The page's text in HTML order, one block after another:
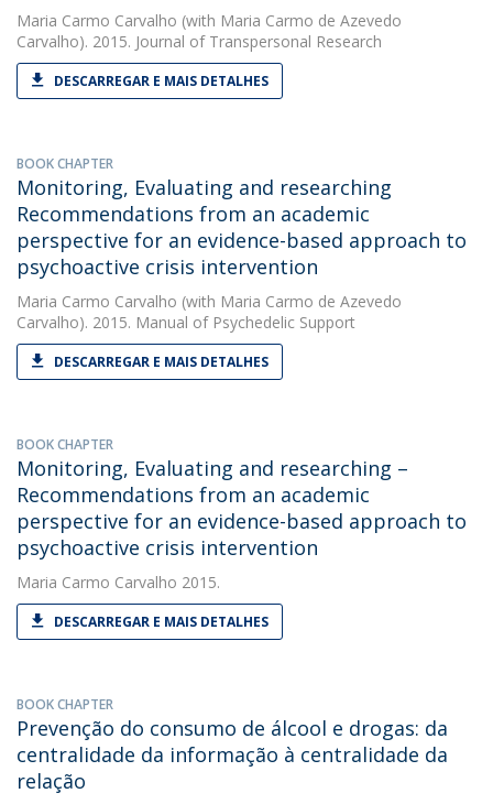
Maria Carmo Carvalho (with Maria Carmo de Azevedo
Carvalho). 2015. Journal of Transpersonal Research
DESCARREGAR E MAIS DETALHES
BOOK CHAPTER
Monitoring, Evaluating and researching 
Recommendations from an academic
perspective for an evidence-based approach to
psychoactive crisis intervention
Maria Carmo Carvalho (with Maria Carmo de Azevedo
Carvalho). 2015. Manual of Psychedelic Support
DESCARREGAR E MAIS DETALHES
BOOK CHAPTER
Monitoring, Evaluating and researching –
Recommendations from an academic
perspective for an evidence-based approach to
psychoactive crisis intervention
Maria Carmo Carvalho 2015.
DESCARREGAR E MAIS DETALHES
BOOK CHAPTER
Prevenção do consumo de álcool e drogas: da
centralidade da informação à centralidade da
relação